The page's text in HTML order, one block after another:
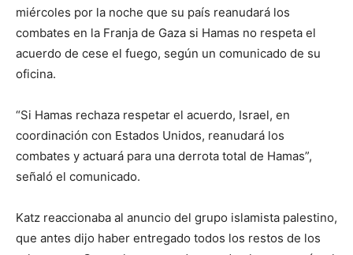
miércoles por la noche que su país reanudará los
combates en la Franja de Gaza si Hamas no respeta el
acuerdo de cese el fuego, según un comunicado de su
oficina.
“Si Hamas rechaza respetar el acuerdo, Israel, en
coordinación con Estados Unidos, reanudará los
combates y actuará para una derrota total de Hamas”,
señaló el comunicado.
Katz reaccionaba al anuncio del grupo islamista palestino,
que antes dijo haber entregado todos los restos de los